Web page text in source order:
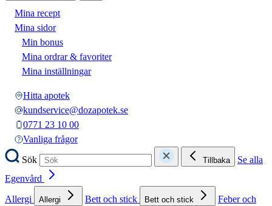
Mina recept
Mina sidor
Min bonus
Mina ordrar & favoriter
Mina inställningar
Hitta apotek
kundservice@dozapotek.se
0771 23 10 00
Vanliga frågor
Sök
Tillbaka
Se alla
Egenvård
Allergi
Allergi Bett och stick Bett och stick
Feber och